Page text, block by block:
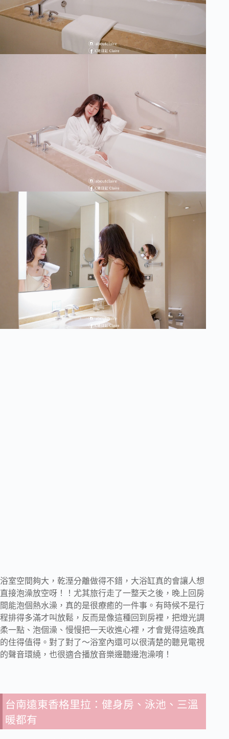
浴室空間夠大，乾溼分離做得不錯，大浴缸真的會讓人想
直接泡澡放空呀！！尤其旅行走了一整天之後，晚上回房
間能泡個熱水澡，真的是很療癒的一件事。有時候不是行
程排得多滿才叫放鬆，反而是像這種回到房裡，把燈光調
柔一點、泡個澡、慢慢把一天收進心裡，才會覺得這晚真
的住得值得。對了對了～浴室內還可以很清楚的聽見電視
的聲音環繞，也很適合播放音樂邊聽邊泡澡唷！
台南遠東香格里拉：健身房、泳池、三溫
暖都有